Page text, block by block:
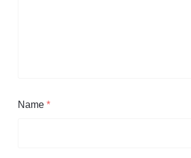
Name *